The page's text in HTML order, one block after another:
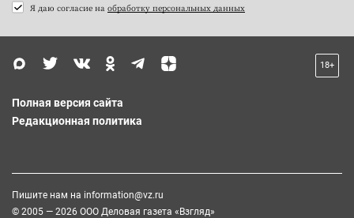
Я даю согласие на обработку персональных данных
18+
Полная версия сайта
Редакционная политика
Пишите нам на information@vz.ru
© 2005 — 2026 ООО Деловая газета «Взгляд»